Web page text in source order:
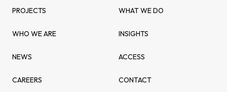
PROJECTS WHAT WE DO
WHO WE ARE INSIGHTS
NEWS ACCESS
CAREERS CONTACT